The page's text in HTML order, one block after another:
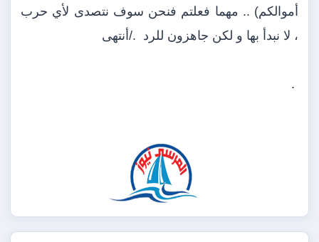
أموالكم) .. مهما فعلتم فنحن سوف نتصدى لأي حرب
، لا نبدأ بها و لكن جاهزون للرد ./أنتهى
.